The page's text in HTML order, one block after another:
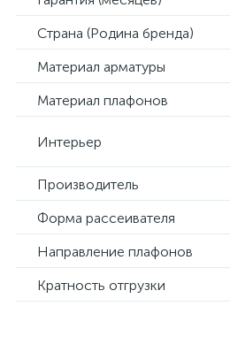
Страна (Родина бренда)
Материал арматуры
Материал плафонов
Интерьер
Производитель
Форма рассеивателя
Направление плафонов
Кратность отгрузки